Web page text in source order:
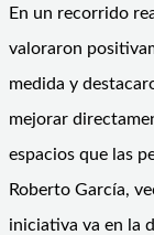
En un recorrido
valoraron
medida y
mejorar
espacios que las
Roberto García,
iniciativa va en la